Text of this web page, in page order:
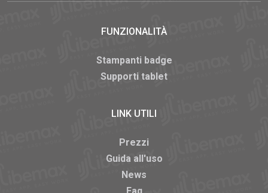
FUNZIONALITÀ
Stampanti badge
Supporti tablet
LINK UTILI
Prezzi
Guida all'uso
News